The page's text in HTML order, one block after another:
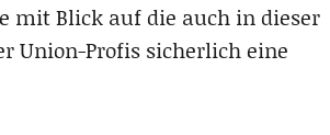
mit Blick auf die auch in dieser
Union-Profis sicherlich eine